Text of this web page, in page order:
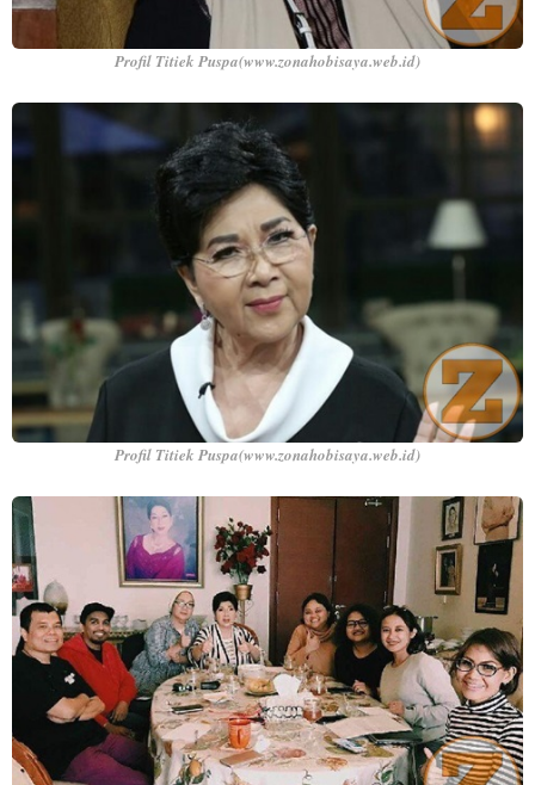
Profil Titiek Puspa(www.zonahobisaya.web.id)
Profil Titiek Puspa(www.zonahobisaya.web.id)